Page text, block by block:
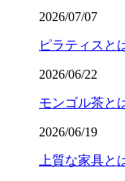
2026/07/07
ピラティスと
2026/06/22
モンゴル茶と
2026/06/19
上質な家具と